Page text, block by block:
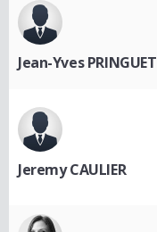
Jean-Yves PRINGUET
Jeremy CAULIER